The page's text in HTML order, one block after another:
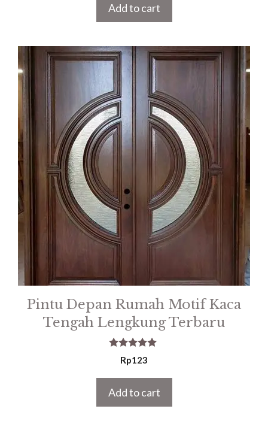
Add to cart
Pintu Depan Rumah Motif Kaca
Tengah Lengkung Terbaru
5.00
out of 5
Rp123
Add to cart